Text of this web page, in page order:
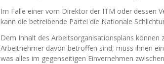
Im Falle einer vom Direktor der ITM oder dessen
kann die betreibende Partei die Nationale
Dem Inhalt des Arbeitsorganisationsplans
Arbeitnehmer davon betroffen sind, muss ihnen
was alles im gegenseitigen Einvernehmen